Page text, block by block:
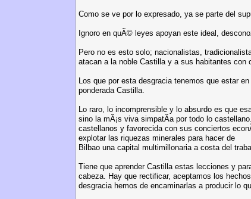
Como se ve por lo expresado, ya se parte del
Ignoro en quÃ© leyes apoyan este ideal,
Pero no es esto solo; nacionalistas,
atacan a la noble Castilla y a sus habitantes con
Los que por esta desgracia tenemos que estar
ponderada Castilla.
Lo raro, lo incomprensible y lo absurdo es que
sino la mÃ¡s viva simpatÃ­a por todo lo
castellanos y favorecida con sus conciertos
explotar las riquezas minerales para hacer de
Bilbao una capital multimillonaria a costa del
Tiene que aprender Castilla estas lecciones y
cabeza. Hay que rectificar, aceptamos los
desgracia hemos de encaminarlas a producir lo